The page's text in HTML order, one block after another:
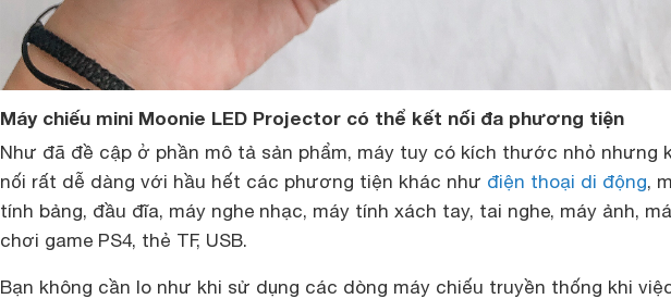
Máy chiếu mini Moonie LED Projector có thể kết nối đa phương tiện
Như đã đề cập ở phần mô tả sản phẩm, máy tuy có kích thước nhỏ nhưng
nối rất dễ dàng với hầu hết các phương tiện khác như điện thoại di động,
tính bảng, đầu đĩa, máy nghe nhạc, máy tính xách tay, tai nghe, máy ảnh,
chơi game PS4, thẻ TF, USB.
Bạn không cần lo như khi sử dụng các dòng máy chiếu truyền thống khi